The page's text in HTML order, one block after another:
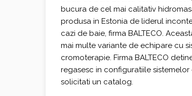
bucura de cel mai calitativ
produsa in Estonia de liderul
cazi de baie, firma BALTECO.
mai multe variante de echipare cu
cromoterapie. Firma BALTECO
regasesc in configuratiile
solicitati un catalog.